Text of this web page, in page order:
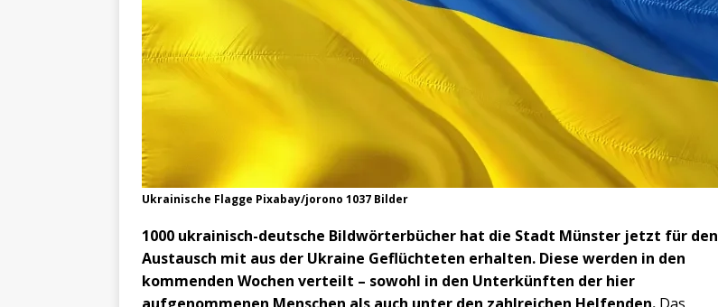
Ukrainische Flagge Pixabay/jorono 1037 Bilder
1000 ukrainisch-deutsche Bildwörterbücher hat die Stadt Münster jetzt für den
Austausch mit aus der Ukraine Geflüchteten erhalten. Diese werden in den
kommenden Wochen verteilt – sowohl in den Unterkünften der hier